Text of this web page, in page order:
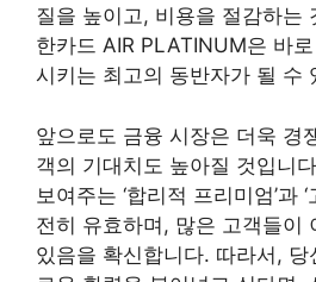
질을 높이고, 비용을 절감하는
한카드 AIR PLATINUM은 바
시키는 최고의 동반자가 될 수
앞으로도 금융 시장은 더욱 경
객의 기대치도 높아질 것입니
보여주는 ‘합리적 프리미엄’과
전히 유효하며, 많은 고객들이
있음을 확신합니다. 따라서, 당